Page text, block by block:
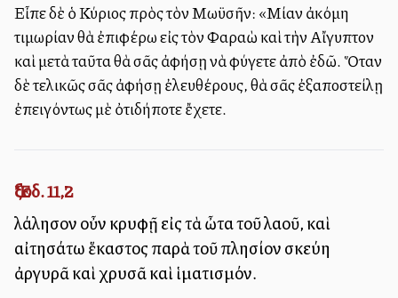
Εἶπε δὲ ὁ Κύριος πρὸς τὸν Μωϋσῆν: «Μίαν ἀκόμη
τιμωρίαν θὰ ἐπιφέρω εἰς τὸν Φαραὼ καὶ τὴν Αἴγυπτον
καὶ μετὰ ταῦτα θὰ σᾶς ἀφήσῃ νὰ φύγετε ἀπὸ ἐδῶ. Ὅταν
δὲ τελικῶς σᾶς ἀφήσῃ ἐλευθέρους, θὰ σᾶς ἐξαποστείλῃ
ἐπειγόντως μὲ ὀτιδήποτε ἔχετε.
Ἔξοδ. 11,2
λάλησον οὖν κρυφῇ εἰς τὰ ὦτα τοῦ λαοῦ, καὶ
αἰτησάτω ἕκαστος παρὰ τοῦ πλησίον σκεύη
ἀργυρᾶ καὶ χρυσᾶ καὶ ἱματισμόν.